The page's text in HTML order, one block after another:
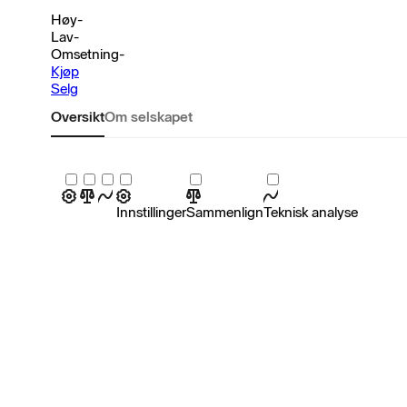
Høy-
Lav-
Omsetning-
Kjøp
Selg
OversiktOm selskapet
InnstillingerSammenlignTeknisk analyse